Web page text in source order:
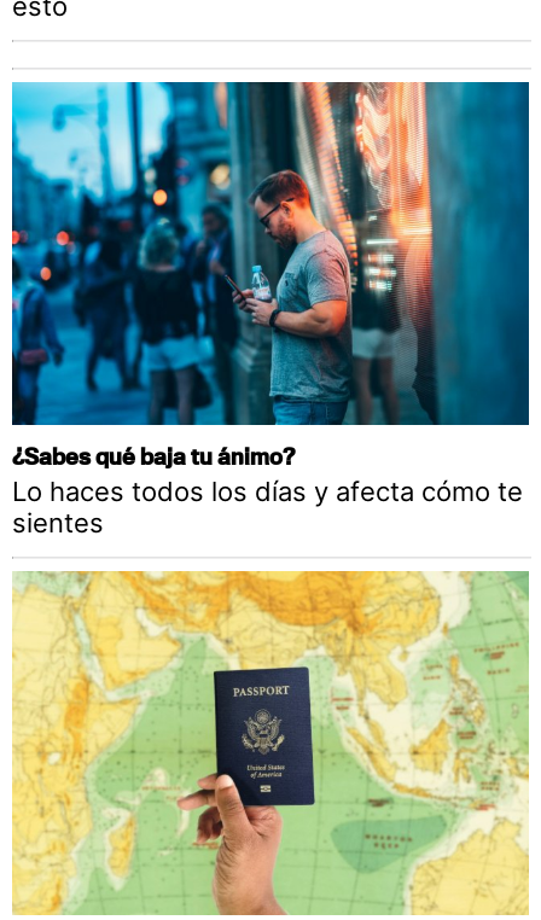
¿Sabes qué baja tu ánimo?
Lo haces todos los días y afecta cómo te
sientes